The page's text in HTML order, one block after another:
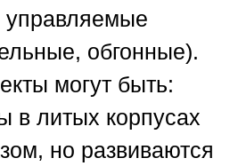
управляемые
обгонные).
могут быть:
в литых корпусах
но развиваются